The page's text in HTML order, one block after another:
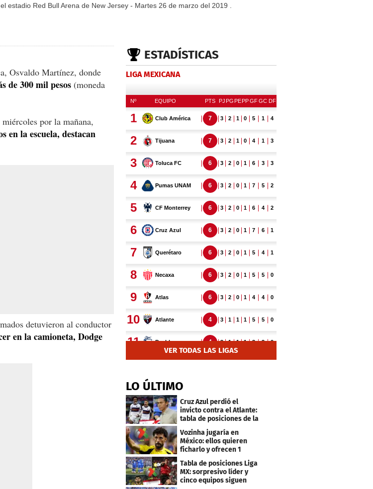
estadio Red Bull Arena de New Jersey - Martes 26 de marzo del 2019 .
Osvaldo Martínez, donde
de 300 mil pesos (moneda
por la mañana,
en la escuela, destacan
detuvieron al conductor
en la camioneta, Dodge
ESTADÍSTICAS
LIGA MEXICANA
VER TODAS LAS LIGAS
LO ÚLTIMO
Cruz Azul perdió el
invicto contra el Atlante:
tabla de posiciones de la
Liga MX
Vozinha jugaría en
México: ellos quieren
ficharlo y ofrecen 1
millón de dólares
Tabla de posiciones Liga
MX: sorpresivo líder y
cinco equipos siguen